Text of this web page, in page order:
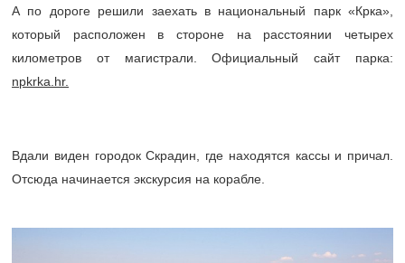
А по дороге решили заехать в национальный парк «Крка»,
который расположен в стороне на расстоянии четырех
километров от магистрали. Официальный сайт парка:
npkrka.hr.
Вдали виден городок Скрадин, где находятся кассы и причал.
Отсюда начинается экскурсия на корабле.